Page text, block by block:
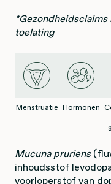
toelating
Menstruatie Hormonen
Mucuna pruriens
inhoudsstof
voorloperstof van